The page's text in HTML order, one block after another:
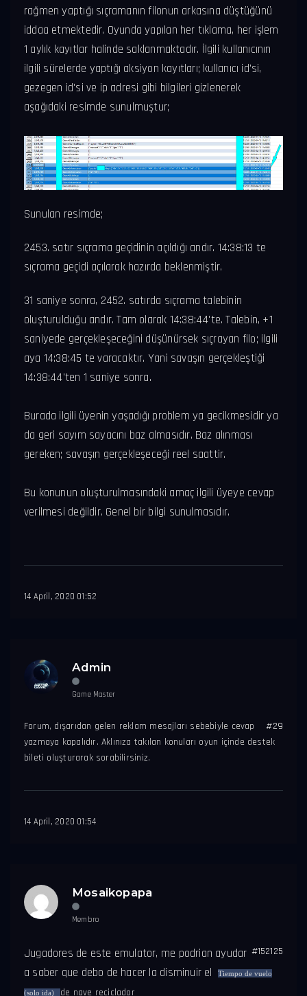
rağmen yaptığı sıçramanın filonun arkasına düştüğünü
iddaa etmektedir. Oyunda yapılan her tıklama, her işlem
1 aylık kayıtlar halinde saklanmaktadır. İlgili kullanıcının
ilgili sürelerde yaptığı aksiyon kayıtları; kullanıcı id'si,
gezegen id'si ve ip adresi gibi bilgileri gizlenerek
aşağıdaki resimde sunulmuştur;
Sunulan resimde;
2453. satır sıçrama geçidinin açıldığı andır. 14:38:13 te
sıçrama geçidi açılarak hazırda beklenmiştir.
31 saniye sonra, 2452. satırda sıçrama talebinin
oluşturulduğu andır. Tam olarak 14:38:44'te. Talebin, +1
saniyede gerçekleşeceğini düşünürsek sıçrayan filo; ilgili
aya 14:38:45 te varacaktır. Yani savaşın gerçekleştiği
14:38:44'ten 1 saniye sonra.
Burada ilgili üyenin yaşadığı problem ya gecikmesidir ya
da geri sayım sayacını baz almasıdır. Baz alınması
gereken; savaşın gerçekleşeceği reel saattir.
Bu konunun oluşturulmasındaki amaç ilgili üyeye cevap
verilmesi değildir. Genel bir bilgi sunulmasıdır.
14 April, 2020 01:52
Admin
Game Master
#29
Forum, dışarıdan gelen reklam mesajları sebebiyle cevap
yazmaya kapalıdır. Aklınıza takılan konuları oyun içinde destek
bileti oluşturarak sorabilirsiniz.
14 April, 2020 01:54
Mosaikopapa
Membro
#152125
Jugadores de este emulator, me podrian ayudar
a saber que debo de hacer la disminuir elTiempo de vuelo
(solo ida) de nave reciclador